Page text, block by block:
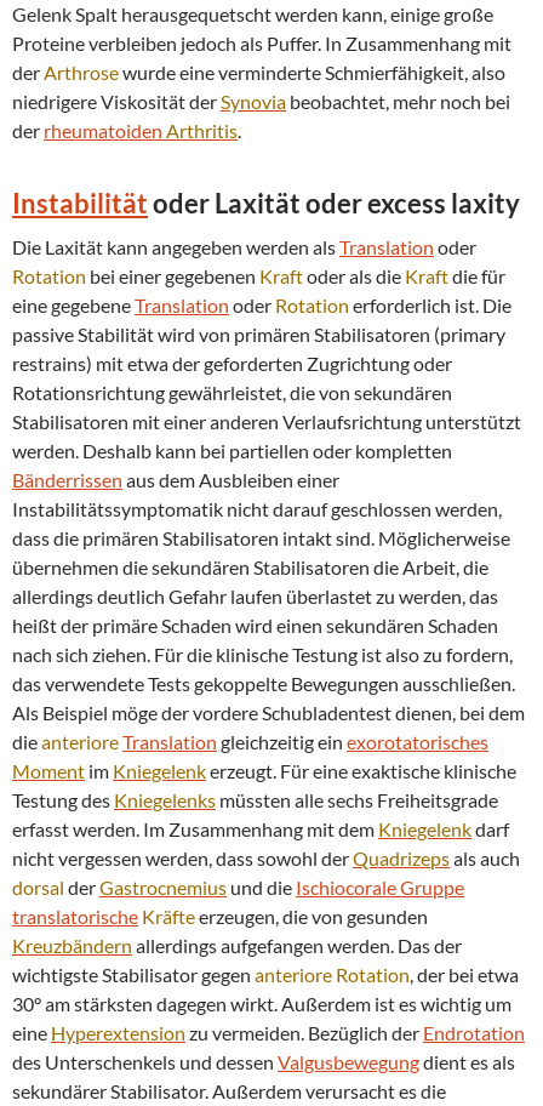
Gelenk Spalt herausgequetscht werden kann, einige große
Proteine verbleiben jedoch als Puffer. In Zusammenhang mit
derArthrosewurde eine verminderte Schmierfähigkeit, also
niedrigere Viskosität derSynovia beobachtet, mehr noch bei
der rheumatoiden Arthritis.
Instabilitätoder Laxität oder excess laxity
Die Laxität kann angegeben werden alsTranslation oder
Rotation bei einer gegebenen Kraftoder als die Kraftdie für
eine gegebeneTranslation oder Rotation erforderlich ist. Die
passive Stabilität wird von primären Stabilisatoren (primary
restrains) mit etwa der geforderten Zugrichtung oder
Rotationsrichtung gewährleistet, die von sekundären
Stabilisatoren mit einer anderen Verlaufsrichtung unterstützt
werden. Deshalb kann bei partiellen oder kompletten
Bänderrissen aus dem Ausbleiben einer
Instabilitätssymptomatik nicht darauf geschlossen werden,
dass die primären Stabilisatoren intakt sind. Möglicherweise
übernehmen die sekundären Stabilisatoren die Arbeit, die
allerdings deutlich Gefahr laufen überlastet zu werden, das
heißt der primäre Schaden wird einen sekundären Schaden
nach sich ziehen. Für die klinische Testung ist also zu fordern,
das verwendete Tests gekoppelte Bewegungen ausschließen.
Als Beispiel möge der vordere Schubladentest dienen, bei dem
dieanterioreTranslation gleichzeitig ein exorotatorisches
Moment im Kniegelenkerzeugt. Für eine exaktische klinische
Testung des Kniegelenks müssten alle sechs Freiheitsgrade
erfasst werden. Im Zusammenhang mit dem Kniegelenkdarf
nicht vergessen werden, dass sowohl derQuadrizepsals auch
dorsal derGastrocnemius und die Ischiocorale Gruppe
translatorische Kräfteerzeugen, die von gesunden
Kreuzbändern allerdings aufgefangen werden. Das der
wichtigste Stabilisator gegen anteriore Rotation, der bei etwa
30° am stärksten dagegen wirkt. Außerdem ist es wichtig um
eine Hyperextension zu vermeiden. Bezüglich der Endrotation
des Unterschenkels und dessen Valgusbewegungdient es als
sekundärer Stabilisator. Außerdem verursacht es die